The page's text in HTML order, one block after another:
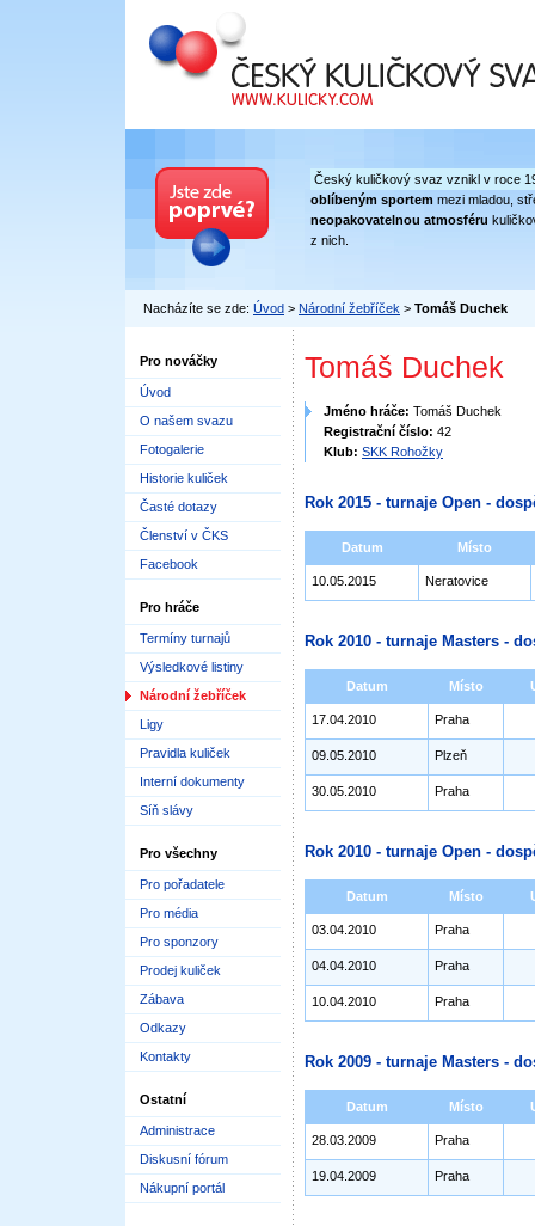
Český kuličkový svaz
Český kuličkový svaz vznikl v roce
oblíbeným sportem mezi mladou,
neopakovatelnou atmosféru
z nich.
Nacházíte se zde: Úvod > Národní žebříček > Tomáš Duchek
Pro nováčky
Úvod
O našem svazu
Fotogalerie
Historie kuliček
Časté dotazy
Členství v ČKS
Facebook
Pro hráče
Termíny turnajů
Výsledkové listiny
Národní žebříček
Ligy
Pravidla kuliček
Interní dokumenty
Síň slávy
Pro všechny
Pro pořadatele
Pro média
Pro sponzory
Prodej kuliček
Zábava
Odkazy
Kontakty
Ostatní
Administrace
Diskusní fórum
Nákupní portál
Tomáš Duchek
Jméno hráče: Tomáš Duchek
Registrační číslo: 42
Klub: SKK Rohožky
Rok 2015 - turnaje Open -
Datum Místo
10.05.2015 Neratovice
Rok 2010 - turnaje Masters -
Datum Místo
17.04.2010 Praha
09.05.2010 Plzeň
30.05.2010 Praha
Rok 2010 - turnaje Open -
Datum Místo
03.04.2010 Praha
04.04.2010 Praha
10.04.2010 Praha
Rok 2009 - turnaje Masters -
Datum Místo
28.03.2009 Praha
19.04.2009 Praha